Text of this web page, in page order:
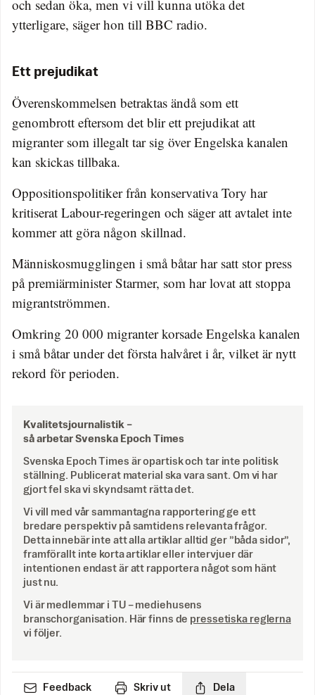
och sedan öka, men vi vill kunna utöka det
ytterligare, säger hon till BBC radio.
Ett prejudikat
Överenskommelsen betraktas ändå som ett
genombrott eftersom det blir ett prejudikat att
migranter som illegalt tar sig över Engelska kanalen
kan skickas tillbaka.
Oppositionspolitiker från konservativa Tory har
kritiserat Labour-regeringen och säger att avtalet inte
kommer att göra någon skillnad.
Människosmugglingen i små båtar har satt stor press
på premiärminister Starmer, som har lovat att stoppa
migrantströmmen.
Omkring 20 000 migranter korsade Engelska kanalen
i små båtar under det första halvåret i år, vilket är nytt
rekord för perioden.
Kvalitetsjournalistik –
så arbetar Svenska Epoch Times
Svenska Epoch Times är opartisk och tar inte politisk
ställning. Publicerat material ska vara sant. Om vi har
gjort fel ska vi skyndsamt rätta det.
Vi vill med vår sammantagna rapportering ge ett
bredare perspektiv på samtidens relevanta frågor.
Detta innebär inte att alla artiklar alltid ger ”båda sidor”,
framförallt inte korta artiklar eller intervjuer där
intentionen endast är att rapportera något som hänt
just nu.
Vi är medlemmar i TU – mediehusens
branschorganisation. Här finns de pressetiska reglerna
vi följer.
Feedback Skriv ut Dela